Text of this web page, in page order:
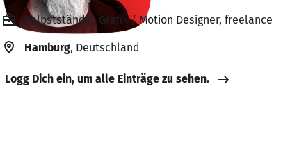
Selbstständig, Grafik / Motion Designer, freelance
Hamburg, Deutschland
Logg Dich ein, um alle Einträge zu sehen.